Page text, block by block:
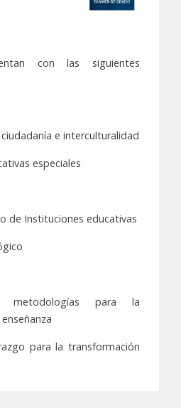
con las siguientes
e interculturalidad
especiales
de Instituciones educativas
para la
para la transformación